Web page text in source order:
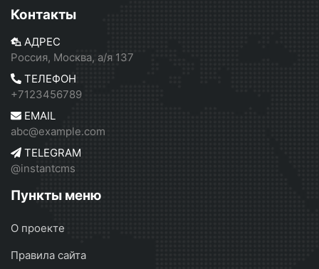
Контакты
АДРЕС
Россия, Москва, а/я 137
ТЕЛЕФОН
+7123456789
EMAIL
abc@example.com
TELEGRAM
@instantcms
Пункты меню
О проекте
Правила сайта